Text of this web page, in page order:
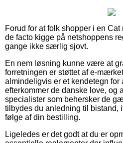
Forud for at folk shopper i en
de facto kigge på netshoppens
gange ikke særlig sjovt.
En nem løsning kunne være at
forretningen er støttet af e-
almindeligvis er et kendetegn for
efterkommer de danske love, og
specialister som behersker de
tilbydes du anledning til bistand,
følge af din bestilling.
Ligeledes er det godt at du er